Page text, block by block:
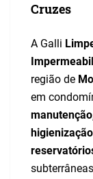
Cruzes
A Galli
região de
em